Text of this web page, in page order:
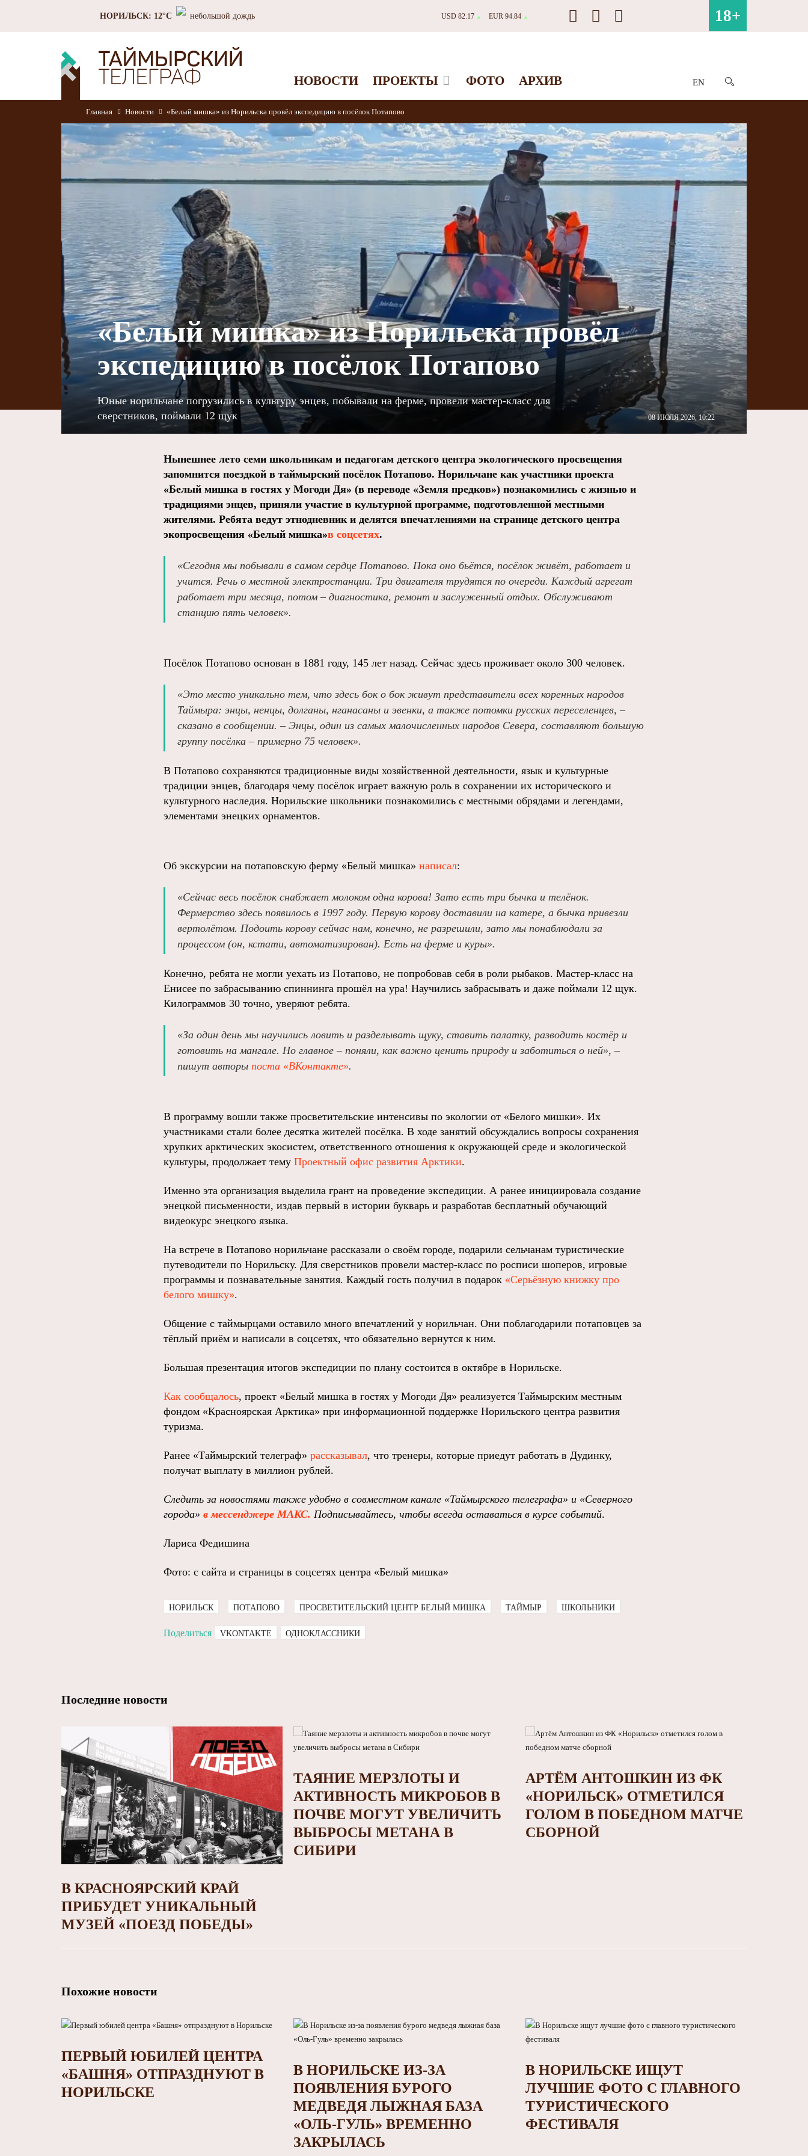
НОРИЛЬСК: 12°C небольшой дождь USD 82.17 ▲ EUR 94.84 ▲ 18+
НОВОСТИ ПРОЕКТЫ ФОТО АРХИВ EN
Главная Новости «Белый мишка» из Норильска провёл экспедицию в посёлок Потапово
«Белый мишка» из Норильска провёл
экспедицию в посёлок Потапово
08 ИЮЛЯ 2026, 10:22
Юные норильчане погрузились в культуру энцев, побывали на ферме, провели мастер-класс для
сверстников, поймали 12 щук
Нынешнее лето семи школьникам и педагогам детского центра экологического просвещения
запомнится поездкой в таймырский посёлок Потапово. Норильчане как участники проекта
«Белый мишка в гостях у Могоди Дя» (в переводе «Земля предков») познакомились с жизнью и
традициями энцев, приняли участие в культурной программе, подготовленной местными
жителями. Ребята ведут этнодневник и делятся впечатлениями на странице детского центра
экопросвещения «Белый мишка»в соцсетях.
«Сегодня мы побывали в самом сердце Потапово. Пока оно бьётся, посёлок живёт, работает и
учится. Речь о местной электростанции. Три двигателя трудятся по очереди. Каждый агрегат
работает три месяца, потом – диагностика, ремонт и заслуженный отдых. Обслуживают
станцию пять человек».
Посёлок Потапово основан в 1881 году, 145 лет назад. Сейчас здесь проживает около 300 человек.
«Это место уникально тем, что здесь бок о бок живут представители всех коренных народов
Таймыра: энцы, ненцы, долганы, нганасаны и эвенки, а также потомки русских переселенцев, –
сказано в сообщении. – Энцы, один из самых малочисленных народов Севера, составляют большую
группу посёлка – примерно 75 человек».
В Потапово сохраняются традиционные виды хозяйственной деятельности, язык и культурные
традиции энцев, благодаря чему посёлок играет важную роль в сохранении их исторического и
культурного наследия. Норильские школьники познакомились с местными обрядами и легендами,
элементами энецких орнаментов.
Об экскурсии на потаповскую ферму «Белый мишка» написал:
«Сейчас весь посёлок снабжает молоком одна корова! Зато есть три бычка и телёнок.
Фермерство здесь появилось в 1997 году. Первую корову доставили на катере, а бычка привезли
вертолётом. Подоить корову сейчас нам, конечно, не разрешили, зато мы понаблюдали за
процессом (он, кстати, автоматизирован). Есть на ферме и куры».
Конечно, ребята не могли уехать из Потапово, не попробовав себя в роли рыбаков. Мастер-класс на
Енисее по забрасыванию спиннинга прошёл на ура! Научились забрасывать и даже поймали 12 щук.
Килограммов 30 точно, уверяют ребята.
«За один день мы научились ловить и разделывать щуку, ставить палатку, разводить костёр и
готовить на мангале. Но главное – поняли, как важно ценить природу и заботиться о ней», –
пишут авторы поста «ВКонтакте».
В программу вошли также просветительские интенсивы по экологии от «Белого мишки». Их
участниками стали более десятка жителей посёлка. В ходе занятий обсуждались вопросы сохранения
хрупких арктических экосистем, ответственного отношения к окружающей среде и экологической
культуры, продолжает тему Проектный офис развития Арктики.
Именно эта организация выделила грант на проведение экспедиции. А ранее инициировала создание
энецкой письменности, издав первый в истории букварь и разработав бесплатный обучающий
видеокурс энецкого языка.
На встрече в Потапово норильчане рассказали о своём городе, подарили сельчанам туристические
путеводители по Норильску. Для сверстников провели мастер-класс по росписи шоперов, игровые
программы и познавательные занятия. Каждый гость получил в подарок «Серьёзную книжку про
белого мишку».
Общение с таймырцами оставило много впечатлений у норильчан. Они поблагодарили потаповцев за
тёплый приём и написали в соцсетях, что обязательно вернутся к ним.
Большая презентация итогов экспедиции по плану состоится в октябре в Норильске.
Как сообщалось, проект «Белый мишка в гостях у Могоди Дя» реализуется Таймырским местным
фондом «Красноярская Арктика» при информационной поддержке Норильского центра развития
туризма.
Ранее «Таймырский телеграф» рассказывал, что тренеры, которые приедут работать в Дудинку,
получат выплату в миллион рублей.
Следить за новостями также удобно в совместном канале «Таймырского телеграфа» и «Северного
города» в мессенджере МАКС. Подписывайтесь, чтобы всегда оставаться в курсе событий.
Лариса Федишина
Фото: с сайта и страницы в соцсетях центра «Белый мишка»
НОРИЛЬСК ПОТАПОВО ПРОСВЕТИТЕЛЬСКИЙ ЦЕНТР БЕЛЫЙ МИШКА ТАЙМЫР ШКОЛЬНИКИ
Поделиться VKONTAKTE ОДНОКЛАССНИКИ
Последние новости
В КРАСНОЯРСКИЙ КРАЙ
ПРИБУДЕТ УНИКАЛЬНЫЙ
МУЗЕЙ «ПОЕЗД ПОБЕДЫ»
ТАЯНИЕ МЕРЗЛОТЫ И
АКТИВНОСТЬ МИКРОБОВ В
ПОЧВЕ МОГУТ УВЕЛИЧИТЬ
ВЫБРОСЫ МЕТАНА В
СИБИРИ
АРТЁМ АНТОШКИН ИЗ ФК
«НОРИЛЬСК» ОТМЕТИЛСЯ
ГОЛОМ В ПОБЕДНОМ МАТЧЕ
СБОРНОЙ
Похожие новости
ПЕРВЫЙ ЮБИЛЕЙ ЦЕНТРА
«БАШНЯ» ОТПРАЗДНУЮТ В
НОРИЛЬСКЕ
В НОРИЛЬСКЕ ИЗ-ЗА
ПОЯВЛЕНИЯ БУРОГО
МЕДВЕДЯ ЛЫЖНАЯ БАЗА
«ОЛЬ-ГУЛЬ» ВРЕМЕННО
ЗАКРЫЛАСЬ
В НОРИЛЬСКЕ ИЩУТ
ЛУЧШИЕ ФОТО С ГЛАВНОГО
ТУРИСТИЧЕСКОГО
ФЕСТИВАЛЯ